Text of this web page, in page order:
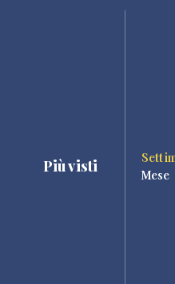
Più visti
Mese